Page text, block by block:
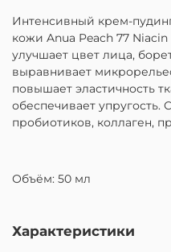
Интенсивный крем-
кожи Anua Peach 77
улучшает цвет лица,
выравнивает
повышает эластичность
обеспечивает
пробиотиков, коллаген,
Объём: 50 мл
Характеристики